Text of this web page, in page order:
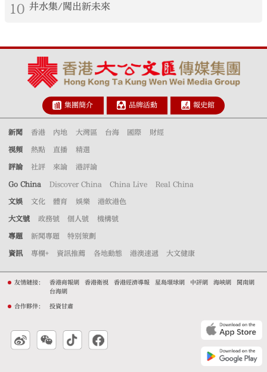
10 井水集/闖出新未來
集團簡介 品牌活動 報史館
新聞 香港 內地 大灣區 台海 國際 財經
視頻 熱點 直播 精選
評論 社評 來論 港評論
Go China Discover China China Live Real China
文娛 文化 體育 娛樂 港飲港色
大文號 政務號 個人號 機構號
專題 新聞專題 特別策劃
資訊 專欄+ 資訊推薦 各地動態 港澳速遞 大文健康
友情鏈接： 香港商報網 香港衛視 香港經濟導報 星島環球網 中評網 海峽網
閩南網
台海網
合作夥伴： 投資甘肅